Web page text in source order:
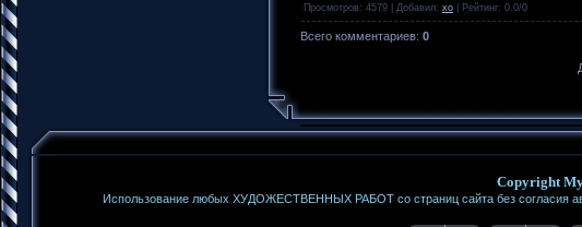
Просмотров: 4579 | Добавил: xo Рейтинг: 0.0/0
Всего комментариев: 0
Copyright
Использование любых ХУДОЖЕСТВЕННЫХ РАБОТ со страниц сайта без согласия